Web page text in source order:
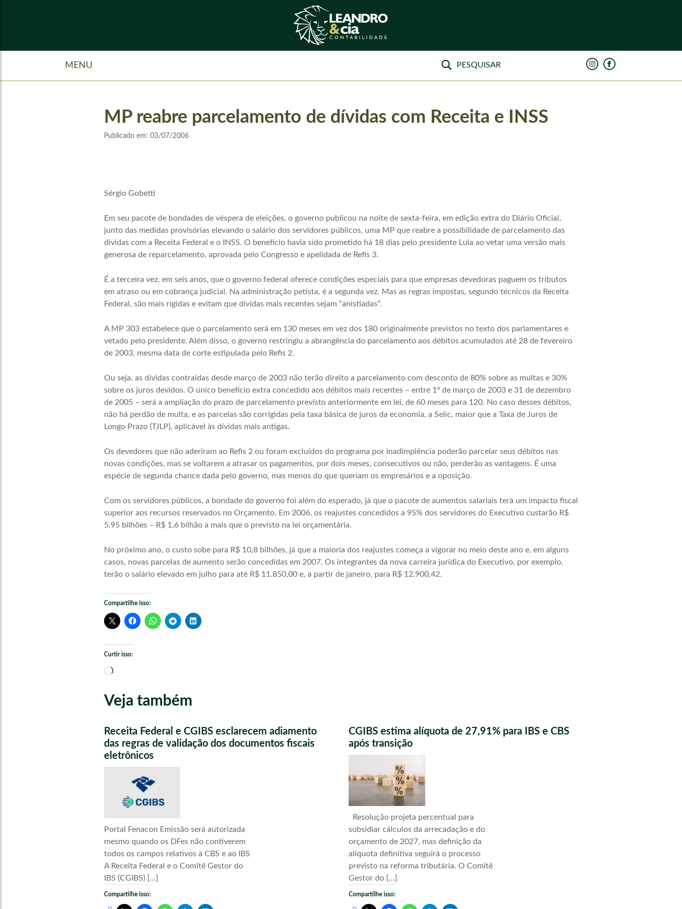
MENU
MP reabre parcelamento de dívidas com Receita e INSS
Publicado em: 03/07/2006
Sérgio Gobetti
Em seu pacote de bondades de véspera de eleições, o governo publicou na noite de sexta-feira, em edição extra do Diário Oficial,
junto das medidas provisórias elevando o salário dos servidores públicos, uma MP que reabre a possibilidade de parcelamento das
dívidas com a Receita Federal e o INSS. O benefício havia sido prometido há 18 dias pelo presidente Lula ao vetar uma versão mais
generosa de reparcelamento, aprovada pelo Congresso e apelidada de Refis 3.
É a terceira vez, em seis anos, que o governo federal oferece condições especiais para que empresas devedoras paguem os tributos
em atraso ou em cobrança judicial. Na administração petista, é a segunda vez. Mas as regras impostas, segundo técnicos da Receita
Federal, são mais rígidas e evitam que dívidas mais recentes sejam “anistiadas”.
A MP 303 estabelece que o parcelamento será em 130 meses em vez dos 180 originalmente previstos no texto dos parlamentares e
vetado pelo presidente. Além disso, o governo restringiu a abrangência do parcelamento aos débitos acumulados até 28 de fevereiro
de 2003, mesma data de corte estipulada pelo Refis 2.
Ou seja, as dívidas contraídas desde março de 2003 não terão direito a parcelamento com desconto de 80% sobre as multas e 30%
sobre os juros devidos. O único benefício extra concedido aos débitos mais recentes – entre 1º de março de 2003 e 31 de dezembro
de 2005 – será a ampliação do prazo de parcelamento previsto anteriormente em lei, de 60 meses para 120. No caso desses débitos,
não há perdão de multa, e as parcelas são corrigidas pela taxa básica de juros da economia, a Selic, maior que a Taxa de Juros de
Longo Prazo (TJLP), aplicável às dívidas mais antigas.
Os devedores que não aderiram ao Refis 2 ou foram excluídos do programa por inadimplência poderão parcelar seus débitos nas
novas condições, mas se voltarem a atrasar os pagamentos, por dois meses, consecutivos ou não, perderão as vantagens. É uma
espécie de segunda chance dada pelo governo, mas menos do que queriam os empresários e a oposição.
Com os servidores públicos, a bondade do governo foi além do esperado, já que o pacote de aumentos salariais terá um impacto fiscal
superior aos recursos reservados no Orçamento. Em 2006, os reajustes concedidos a 95% dos servidores do Executivo custarão R$
5,95 bilhões – R$ 1,6 bilhão a mais que o previsto na lei orçamentária.
No próximo ano, o custo sobe para R$ 10,8 bilhões, já que a maioria dos reajustes começa a vigorar no meio deste ano e, em alguns
casos, novas parcelas de aumento serão concedidas em 2007. Os integrantes da nova carreira jurídica do Executivo, por exemplo,
terão o salário elevado em julho para até R$ 11.850,00 e, a partir de janeiro, para R$ 12.900,42.
Compartilhe isso:
Curtir isso:
Carregando...
Veja também
Receita Federal e CGIBS esclarecem adiamento
das regras de validação dos documentos fiscais
eletrônicos
Portal Fenacon Emissão será autorizada
mesmo quando os DFes não contiverem
todos os campos relativos à CBS e ao IBS
A Receita Federal e o Comitê Gestor do
IBS (CGIBS) […]
Compartilhe isso:
CGIBS estima alíquota de 27,91% para IBS e CBS
após transição
Resolução projeta percentual para
subsidiar cálculos da arrecadação e do
orçamento de 2027, mas definição da
alíquota definitiva seguirá o processo
previsto na reforma tributária. O Comitê
Gestor do […]
Compartilhe isso: